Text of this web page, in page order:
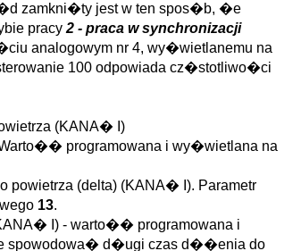
zamkni�ty jest w ten spos�b, �e
pracy 2 - praca w synchronizacji
analogowym nr 4, wy�wietlanemu na
100 odpowiada cz�stotliwo�ci
(KANA� I)
programowana i wy�wietlana na
powietrza (delta) (KANA� I). Parametr
13.
I) - warto�� programowana i
spowodowa� d�ugi czas d��enia do